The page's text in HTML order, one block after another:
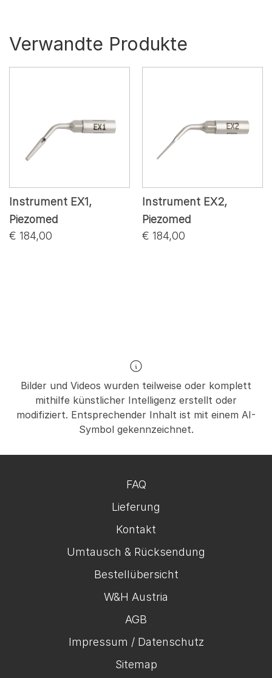
Verwandte Produkte
Instrument EX1,
Piezomed
€ 184,00
Instrument EX2,
Piezomed
€ 184,00
Bilder und Videos wurden teilweise oder komplett
mithilfe künstlicher Intelligenz erstellt oder
modifiziert. Entsprechender Inhalt ist mit einem AI-
Symbol gekennzeichnet.
FAQ
Lieferung
Kontakt
Umtausch & Rücksendung
Bestellübersicht
W&H Austria
AGB
Impressum / Datenschutz
Sitemap